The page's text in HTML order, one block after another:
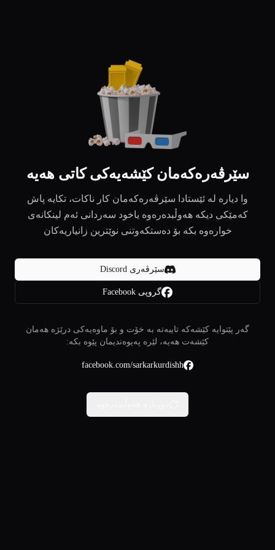
سێرڤەرەکەمان کێشەیەکی کاتی هەیە
وا دیارە لە ئێستادا سێرڤەرەکەمان کار ناکات، تکایە پاش
کەمێکی دیکە هەوڵبدەرەوە یاخود سەردانی ئەم لینکانەی
خوارەوە بکە بۆ دەستکەوتنی نوێترین زانیاریەکان
سێرڤەری Discord
گروپی Facebook
گەر پێتوایە کێشەکە تایبەتە بە خۆت و بۆ ماوەیەکی درێژە هەمان
کێشەت هەیە، لێرە پەیوەندیمان پێوە بکە:
facebook.com/sarkarkurdishh